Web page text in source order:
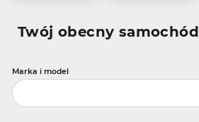
Twój obecny samochód
Marka i model